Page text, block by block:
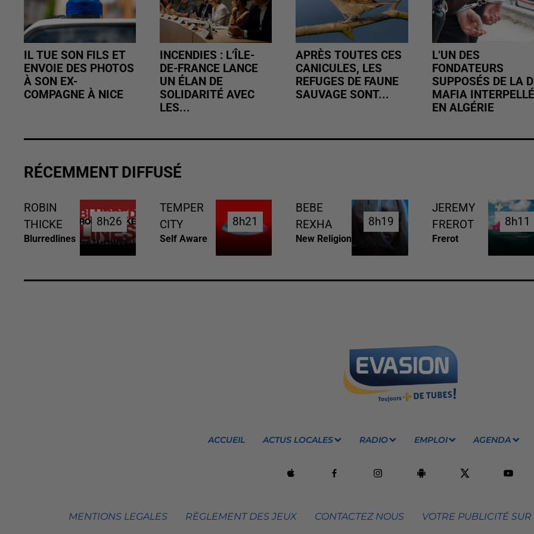
IL TUE SON FILS ET
ENVOIE DES PHOTOS
À SON EX-
COMPAGNE À NICE
INCENDIES : L’ÎLE-
DE-FRANCE LANCE
UN ÉLAN DE
SOLIDARITÉ AVEC
LES...
APRÈS TOUTES CES
CANICULES, LES
REFUGES DE FAUNE
SAUVAGE SONT...
L’UN DES
FONDATEURS
SUPPOSÉS DE LA
MAFIA INTERPELLÉ
EN ALGÉRIE
RÉCEMMENT DIFFUSÉ
ROBIN
THICKE
Blurredlines
8h26
8h26
TEMPER
CITY
Self Aware
8h21
8h21
BEBE
REXHA
New Religion
8h19
8h19
JEREMY
FREROT
Frerot
8h11
8h11
ACCUEIL ACTUS LOCALES RADIO EMPLOI AGENDA
MENTIONS LEGALES RÈGLEMENT DES JEUX CONTACTEZ NOUS VOTRE PUBLICITÉ